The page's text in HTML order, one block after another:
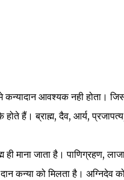
कन्यादान आवश्यक नही होता।
हैं। ब्राह्म, दैव, आर्य,
ही माना जाता है। पाणिग्रहण,
कन्या को मिलता है। अग्निदेव